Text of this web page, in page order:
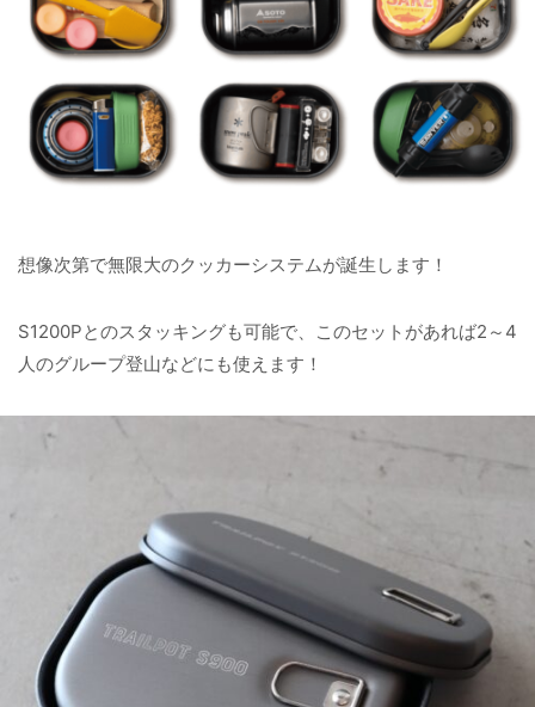
想像次第で無限大のクッカーシステムが誕生します！
S1200Pとのスタッキングも可能で、このセットがあれば2～4
人のグループ登山などにも使えます！